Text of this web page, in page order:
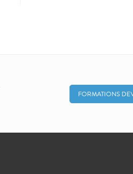
FORMATIONS